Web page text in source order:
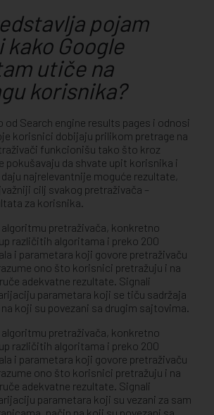
pojam
kako Google
utiče na
korisnika?
od Search engine results pages i odnosi
korisnici dobijaju prilikom pretrage na
funkcionišu tako što kroz
pokušavaju da shvate upit korisnika i
najrelevantnije moguće rezultate,
cilj svakog pretraživača –
za korisnika.
pretraživača, konkretno
različitih algoritama i preko 200
i parametara koji govore pretraživaču
ono što korisnici pretražuju i na
adekvatne rezultate. Signali
parametara koji se tiču sadržaja
koji su povezani sa drugim sajtovima.
pretraživača, konkretno
različitih algoritama i preko 200
i parametara koji govore pretraživaču
ono što korisnici pretražuju i na
adekvatne rezultate. Signali
parametara koji su vezani za sam
način na koji su povezani sa